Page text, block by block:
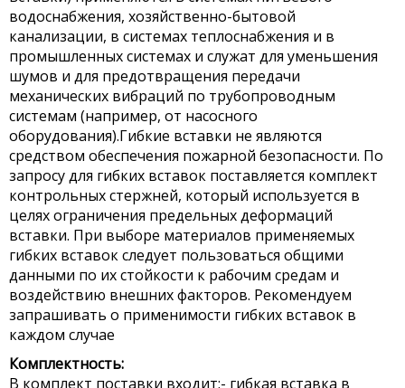
водоснабжения, хозяйственно-бытовой
канализации, в системах теплоснабжения и в
промышленных системах и служат для уменьшения
шумов и для предотвращения передачи
механических вибраций по трубопроводным
системам (например, от насосного
оборудования).Гибкие вставки не являются
средством обеспечения пожарной безопасности. По
запросу для гибких вставок поставляется комплект
контрольных стержней, который используется в
целях ограничения предельных деформаций
вставки. При выборе материалов применяемых
гибких вставок следует пользоваться общими
данными по их стойкости к рабочим средам и
воздействию внешних факторов. Рекомендуем
запрашивать о применимости гибких вставок в
каждом случае
Комплектность:
В комплект поставки входит:- гибкая вставка в